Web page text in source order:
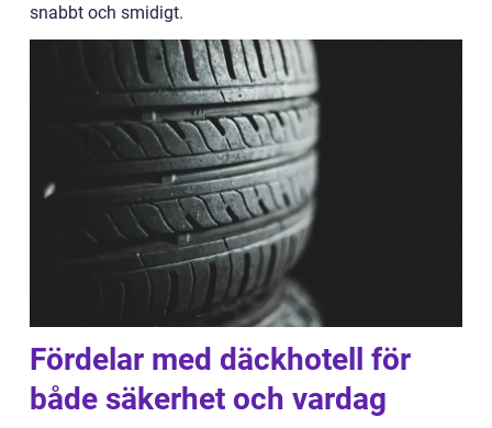
snabbt och smidigt.
Fördelar med däckhotell för
både säkerhet och vardag